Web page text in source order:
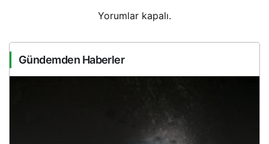
Yorumlar kapalı.
Gündemden Haberler